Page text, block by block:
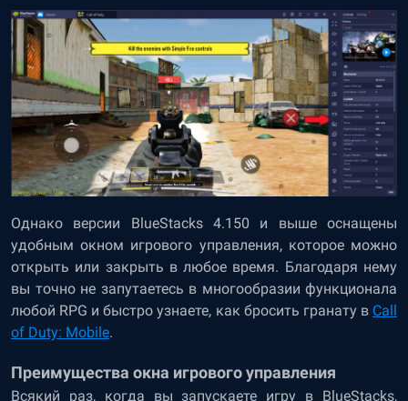
Однако версии BlueStacks 4.150 и выше оснащены
удобным окном игрового управления, которое можно
открыть или закрыть в любое время. Благодаря нему
вы точно не запутаетесь в многообразии функционала
любой RPG и быстро узнаете, как бросить гранату в Call
of Duty: Mobile.
Преимущества окна игрового управления
Всякий раз, когда вы запускаете игру в BlueStacks,